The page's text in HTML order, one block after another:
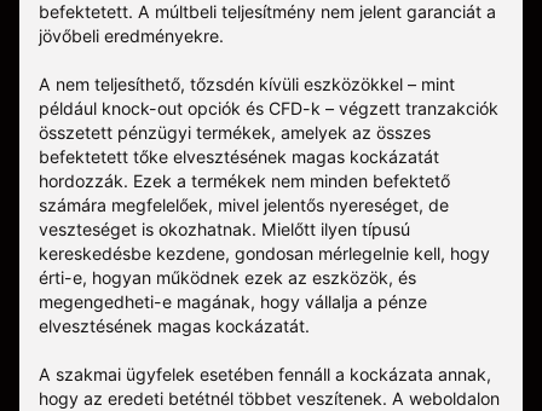
befektetett. A múltbeli teljesítmény nem jelent garanciát a
jövőbeli eredményekre.
A nem teljesíthető, tőzsdén kívüli eszközökkel – mint
például knock-out opciók és CFD-k – végzett tranzakciók
összetett pénzügyi termékek, amelyek az összes
befektetett tőke elvesztésének magas kockázatát
hordozzák. Ezek a termékek nem minden befektető
számára megfelelőek, mivel jelentős nyereséget, de
veszteséget is okozhatnak. Mielőtt ilyen típusú
kereskedésbe kezdene, gondosan mérlegelnie kell, hogy
érti-e, hogyan működnek ezek az eszközök, és
megengedheti-e magának, hogy vállalja a pénze
elvesztésének magas kockázatát.
A szakmai ügyfelek esetében fennáll a kockázata annak,
hogy az eredeti betétnél többet veszítenek. A weboldalon